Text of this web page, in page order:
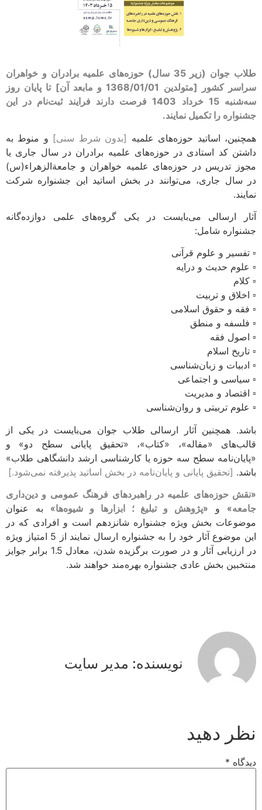
طلاب جوان (زیر 35 سال) حوزه‌های علمیه برادران و خواهران
سراسر کشور [متولدین 1368/01/01 و مابعد آن] تا پایان روز
سه‌شنبه 15 خرداد 1403 فرصت دارند فرایند ثبت‌نام در این
جشنواره را تکمیل نمایند.
همچنین، اساتید حوزه‌های علمیه [بدون شرط سنی]و منوط به
داشتن کد استادی در حوزه‌های علمیه برادران در سال جاری یا
مجوز تدریس در حوزه‌های علمیه خواهران و جامعةالزهراء(س)
در سال جاری، می‌توانند در بخش اساتید این جشنواره شرکت
نمایند.
آثار ارسالی می‌بایست در یکی گروه‌های علمی دوازده‌گانه
جشنواره شامل:
▫️ تفسیر و علوم قرآنی
▫️ علوم حدیث و درایه
▫️ کلام
▫️ اخلاق و تربیت
▫️ فقه و حقوق اسلامی
▫️ فلسفه و منطق
▫️ اصول فقه
▫️ تاریخ اسلام
▫️ ادبیات و زبان‌شناسی
▫️ سیاسی و اجتماعی
▫️ اقتصاد و مدیریت
▫️ علوم تربیتی و روان‌شناسی
باشد. همچنین آثار ارسالی طلاب جوان می‌بایست در یکی از
قالب‌های «مقاله»، «کتاب»، «تحقیق پایانی سطح دو» و
«پایان‌نامه سطح سه حوزه یا کارشناسی ارشد دانشگاهی طلاب»
باشد.[تحقیق پایانی و پایان‌نامه در بخش اساتید پذیرفته نمی‌شود.]
«نقش حوزه‌های علمیه در راهبردهای فرهنگ عمومی و دین‌داری
جامعه» و «پژوهش و تبلیغ ؛ ابزارها و شیوه‌ها» به عنوان
موضوعات بخش ویژه جشنواره شانزدهم است و افرادی که در
این موضوع آثار خود را به جشنواره ارسال نمایند از 5 امتیاز ویژه
در ارزیابی آثار و در صورت برگزیده شدن، معادل 1.5 برابر جوایز
منتخبین بخش عادی جشنواره بهره‌مند خواهند شد.
نویسنده: مدیر سایت
نظر دهید
دیدگاه*